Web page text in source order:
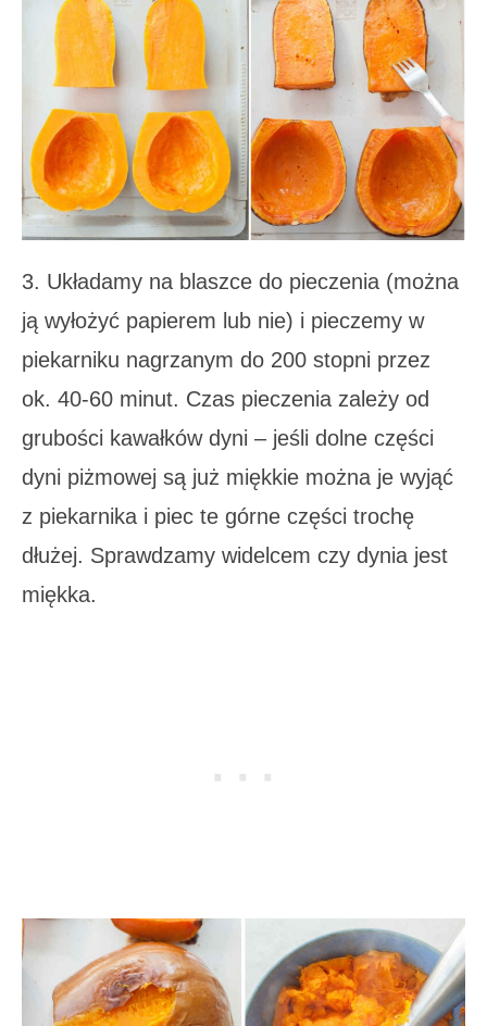
3. Układamy na blaszce do pieczenia (można
ją wyłożyć papierem lub nie) i pieczemy w
piekarniku nagrzanym do 200 stopni przez
ok. 40-60 minut. Czas pieczenia zależy od
grubości kawałków dyni – jeśli dolne części
dyni piżmowej są już miękkie można je wyjąć
z piekarnika i piec te górne części trochę
dłużej. Sprawdzamy widelcem czy dynia jest
miękka.